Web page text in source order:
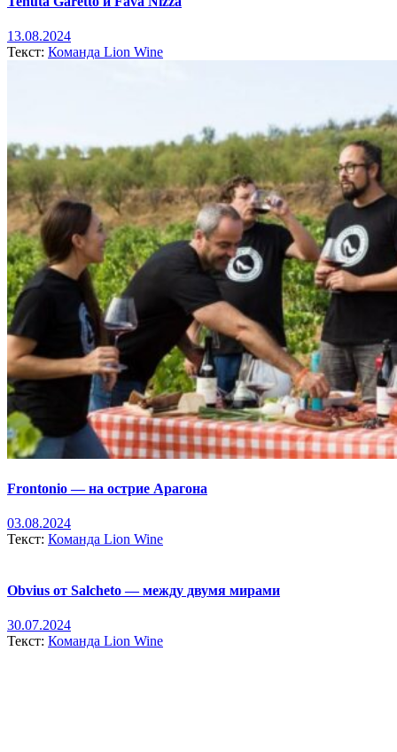
13.08.2024
Текст: Команда Lion Wine
Frontonio — на острие Арагона
03.08.2024
Текст: Команда Lion Wine
Obvius от Salcheto — между двумя мирами
30.07.2024
Текст: Команда Lion Wine